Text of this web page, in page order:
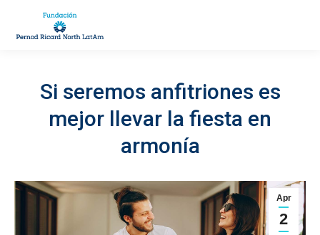
Si seremos anfitriones es
mejor llevar la fiesta en
armonía
You are here:
Apr
2